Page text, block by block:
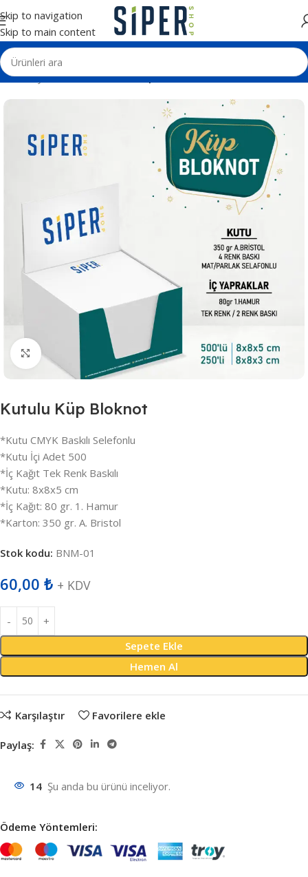
Skip to navigation
Skip to main content
Ana Sayfa Matbaa Ürünleri Küpnotlar
Büyütmek için tıklayın
Kutulu Küp Bloknot
*Kutu CMYK Baskılı Selefonlu
*Kutu İçi Adet 500
*İç Kağıt Tek Renk Baskılı
*Kutu: 8x8x5 cm
*İç Kağıt: 80 gr. 1. Hamur
*Karton: 350 gr. A. Bristol
Stok kodu: BNM-01
60,00 ₺ + KDV
Sepete Ekle
Hemen Al
Karşılaştır Favorilere ekle
Paylaş:
14 Şu anda bu ürünü inceliyor.
Ödeme Yöntemleri: